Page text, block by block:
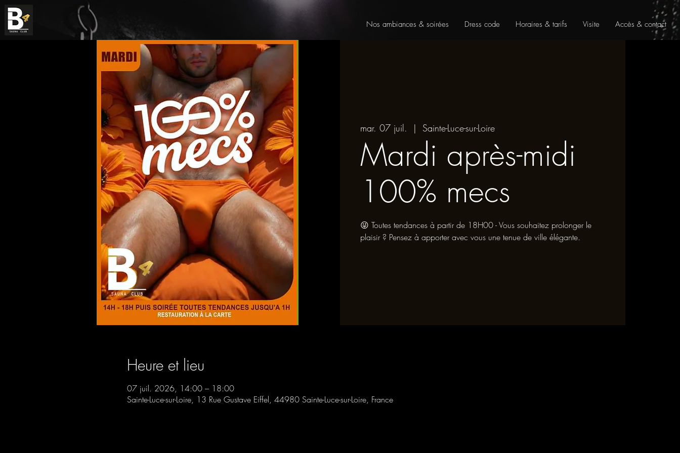
Nos ambiances & soirées Dress code Horaires & tarifs Visite Accès & contact
mar. 07 juil.
  |
Sainte-Luce-sur-Loire
Mardi après-midi
100% mecs
😜 Toutes tendances à partir de 18H00 - Vous souhaitez prolonger le
plaisir ? Pensez à apporter avec vous une tenue de ville élégante.
Heure et lieu
07 juil. 2026, 14:00 – 18:00
Sainte-Luce-sur-Loire, 13 Rue Gustave Eiffel, 44980 Sainte-Luce-sur-Loire, France